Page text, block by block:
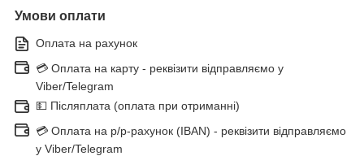
Умови оплати
Оплата на рахунок
💳 Оплата на карту - реквізити відправляємо у
Viber/Telegram
💵 Післяплата (оплата при отриманні)
💳 Оплата на р/р-рахунок (IBAN) - реквізити відправляємо
у Viber/Telegram